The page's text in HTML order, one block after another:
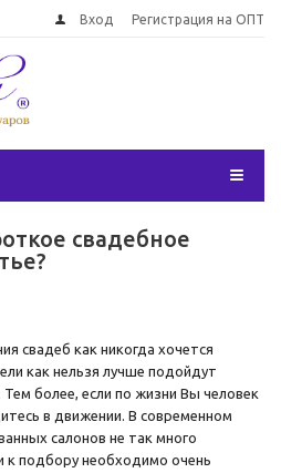
Вход Регистрация на ОПТ
свадебное
свадеб как никогда хочется
как нельзя лучше подойдут
более, если по жизни Вы человек
в движении. В современном
салонов не так много
к подбору необходимо очень